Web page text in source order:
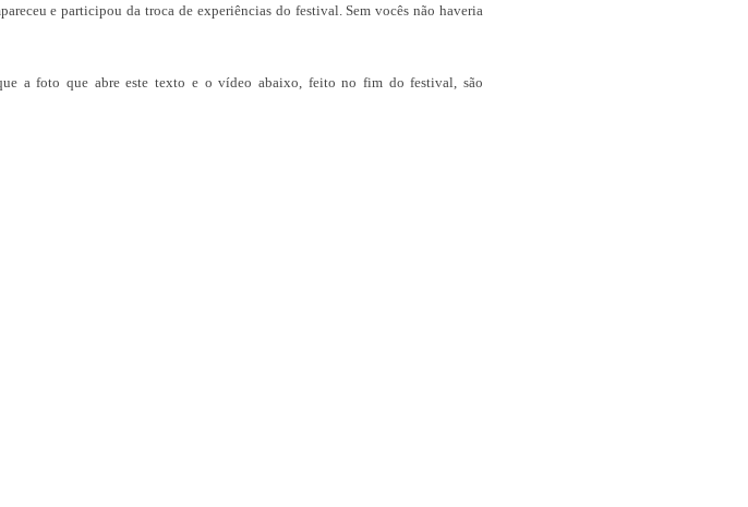
e participou da troca de experiências do festival. Sem vocês não haveria
a foto que abre este texto e o vídeo abaixo, feito no fim do festival, são